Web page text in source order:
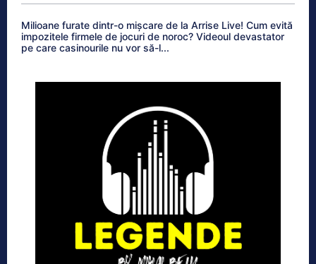
Milioane furate dintr-o mișcare de la Arrise Live! Cum evită
impozitele firmele de jocuri de noroc? Videoul devastator
pe care casinourile nu vor să-l...